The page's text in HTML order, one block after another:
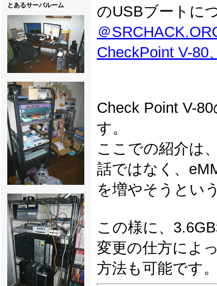
とあるサーバルーム
のUSBブートに
＠
CheckPoint V-80
Check Point V-
す。
ここでの紹介は
話ではなく、
を増やそうとい
この様に、
変更の仕方によ
方法も可能です